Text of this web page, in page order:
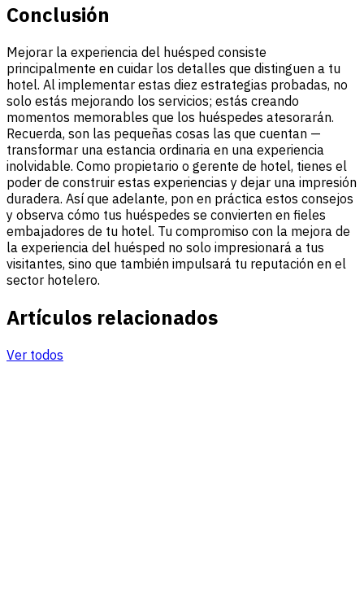
Conclusión
Mejorar la experiencia del huésped consiste
principalmente en cuidar los detalles que distinguen a tu
hotel. Al implementar estas diez estrategias probadas, no
solo estás mejorando los servicios; estás creando
momentos memorables que los huéspedes atesorarán.
Recuerda, son las pequeñas cosas las que cuentan —
transformar una estancia ordinaria en una experiencia
inolvidable. Como propietario o gerente de hotel, tienes el
poder de construir estas experiencias y dejar una impresión
duradera. Así que adelante, pon en práctica estos consejos
y observa cómo tus huéspedes se convierten en fieles
embajadores de tu hotel. Tu compromiso con la mejora de
la experiencia del huésped no solo impresionará a tus
visitantes, sino que también impulsará tu reputación en el
sector hotelero.
Artículos relacionados
Ver todos